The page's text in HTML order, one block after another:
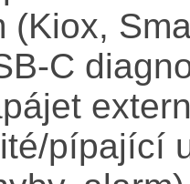
(Kiox,
pípající